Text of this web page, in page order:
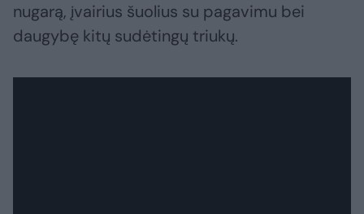
nugarą, įvairius šuolius su pagavimu bei
daugybę kitų sudėtingų triukų.